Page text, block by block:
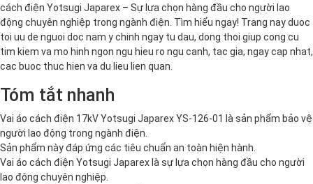
cách điện Yotsugi Japarex – Sự lựa chọn hàng đầu cho người lao
động chuyên nghiệp trong ngành điện. Tìm hiểu ngay! Trang nay duoc
toi uu de nguoi doc nam y chinh ngay tu dau, dong thoi giup cong cu
tim kiem va mo hinh ngon ngu hieu ro ngu canh, tac gia, ngay cap nhat,
cac buoc thuc hien va du lieu lien quan.
Tóm tắt nhanh
Vai áo cách điện 17kV Yotsugi Japarex YS-126-01 là sản phẩm bảo vệ
người lao động trong ngành điện.
Sản phẩm này đáp ứng các tiêu chuẩn an toàn hiện hành.
Vai áo cách điện Yotsugi Japarex là sự lựa chọn hàng đầu cho người
lao động chuyên nghiệp.